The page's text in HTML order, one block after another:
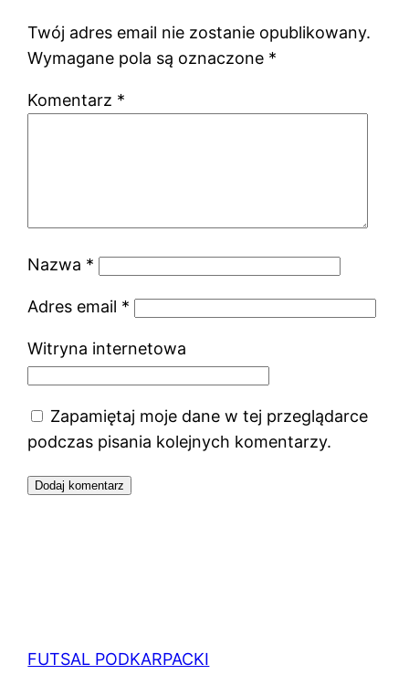
Twój adres email nie zostanie opublikowany.
Wymagane pola są oznaczone *
Komentarz *
Nazwa *
Adres email *
Witryna internetowa
Zapamiętaj moje dane w tej przeglądarce
podczas pisania kolejnych komentarzy.
FUTSAL PODKARPACKI